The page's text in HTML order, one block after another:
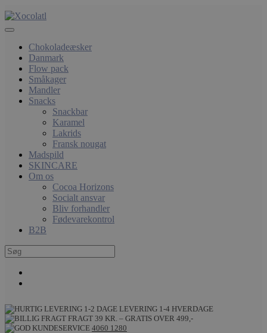
Chokoladeæsker
Danmark
Flow pack
Småkager
Mandler
Snacks
Snackbar
Karamel
Lakrids
Fransk nougat
Madspild
SKINCARE
Om os
Cocoa Horizons
Socialt ansvar
Bliv forhandler
Fødevarekontrol
B2B
LEVERING 1-4 HVERDAGE
FRAGT 39 KR. – GRATIS OVER 499,-
4060 1280